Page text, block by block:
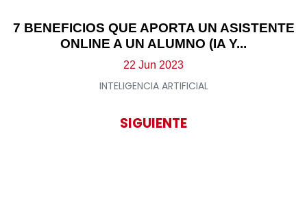
7 BENEFICIOS QUE APORTA UN ASISTENTE
ONLINE A UN ALUMNO (IA Y...
22 Jun 2023
INTELIGENCIA ARTIFICIAL
SIGUIENTE